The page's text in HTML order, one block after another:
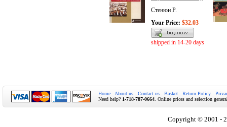
Стенюи Р.
Your Price: $32.03
shipped in 14-20 days
Home About us Contact us Basket Return Policy
Need help? 1-718-787-0664 . Online prices and selection
Copyright © 2001 -